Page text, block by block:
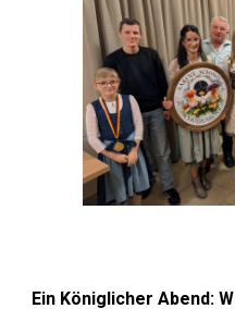
Ein Königlicher Abend: